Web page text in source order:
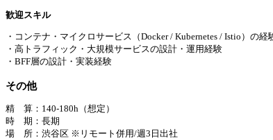
歓迎スキル
・コンテナ・マイクロサービス（Docker / Kubernetes / Istio）の経
・高トラフィック・大規模サービスの設計・運用経験
・BFF層の設計・実装経験
その他
精 算：140-180h（想定）
時 期：長期
場 所：渋谷区 ※リモート併用/週3日出社